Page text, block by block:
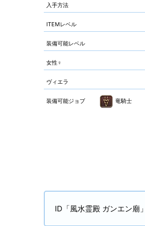
入手方法
ITEMレベル
装備可能レベル
女性♀
ヴィエラ
装備可能ジョブ 竜騎士
ID「風水霊殿 ガンエン廟